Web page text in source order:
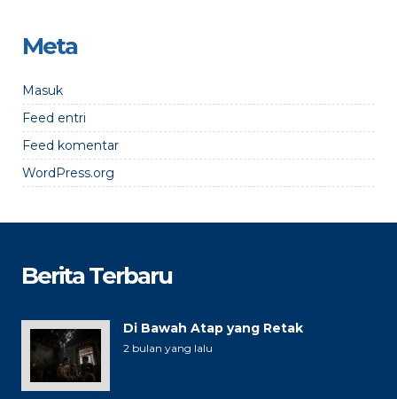
Meta
Masuk
Feed entri
Feed komentar
WordPress.org
Berita Terbaru
Di Bawah Atap yang Retak
2 bulan yang lalu